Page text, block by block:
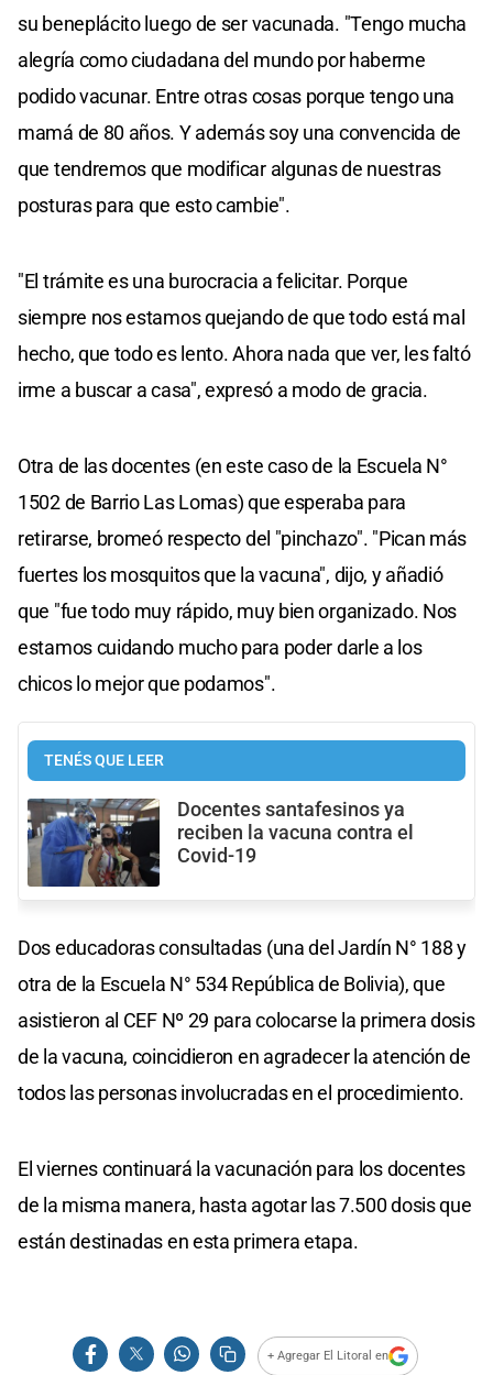
su beneplácito luego de ser vacunada. "Tengo mucha
alegría como ciudadana del mundo por haberme
podido vacunar. Entre otras cosas porque tengo una
mamá de 80 años. Y además soy una convencida de
que tendremos que modificar algunas de nuestras
posturas para que esto cambie".
"El trámite es una burocracia a felicitar. Porque
siempre nos estamos quejando de que todo está mal
hecho, que todo es lento. Ahora nada que ver, les faltó
irme a buscar a casa", expresó a modo de gracia.
Otra de las docentes (en este caso de la Escuela N°
1502 de Barrio Las Lomas) que esperaba para
retirarse, bromeó respecto del "pinchazo". "Pican más
fuertes los mosquitos que la vacuna", dijo, y añadió
que "fue todo muy rápido, muy bien organizado. Nos
estamos cuidando mucho para poder darle a los
chicos lo mejor que podamos".
TENÉS QUE LEER
Docentes santafesinos ya
reciben la vacuna contra el
Covid-19
Dos educadoras consultadas (una del Jardín N° 188 y
otra de la Escuela N° 534 República de Bolivia), que
asistieron al CEF Nº 29 para colocarse la primera dosis
de la vacuna, coincidieron en agradecer la atención de
todos las personas involucradas en el procedimiento.
El viernes continuará la vacunación para los docentes
de la misma manera, hasta agotar las 7.500 dosis que
están destinadas en esta primera etapa.
+ Agregar El Litoral en